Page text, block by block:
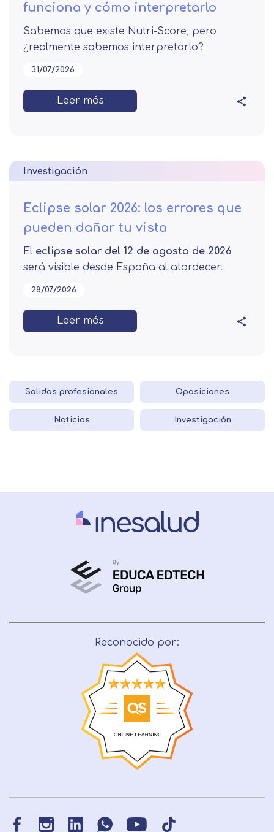
funciona y cómo interpretarlo
Sabemos que existe Nutri-Score, pero
¿realmente sabemos interpretarlo?
31/07/2026
Leer más
Investigación
Eclipse solar 2026: los errores que
pueden dañar tu vista
El eclipse solar del 12 de agosto de 2026
será visible desde España al atardecer.
28/07/2026
Leer más
Salidas profesionales Oposiciones
Noticias Investigación
Reconocido por: